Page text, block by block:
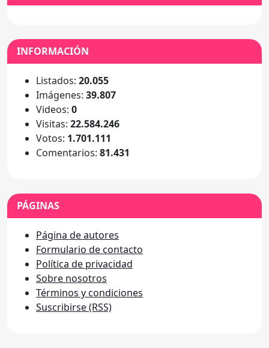
INFORMACIÓN
Listados: 20.055
Imágenes: 39.807
Videos: 0
Visitas: 22.584.246
Votos: 1.701.111
Comentarios: 81.431
PÁGINAS
Página de autores
Formulario de contacto
Política de privacidad
Sobre nosotros
Términos y condiciones
Suscribirse (RSS)